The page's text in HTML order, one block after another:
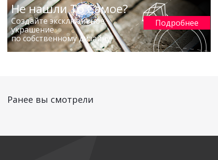
Не нашли То Самое?
Создайте эксклюзивное
украшение
по собственному дизайну!
Подробнее
Ранее вы смотрели